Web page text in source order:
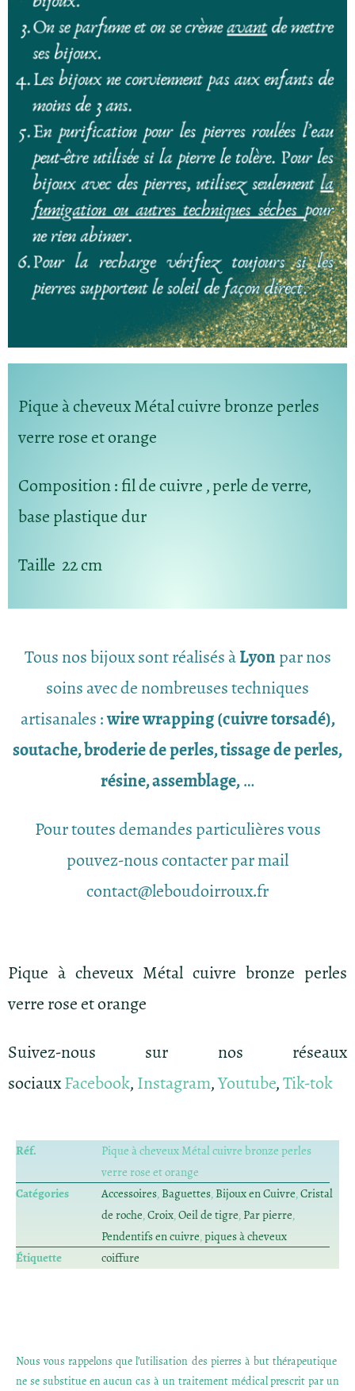
Pique à cheveux Métal cuivre bronze perles
verre rose et orange
Composition: fil de cuivre , perle de verre,
base plastique dur
Taille 22 cm
Tous nos bijoux sont réalisés àLyonpar nos
soins avec de nombreuses techniques
artisanales :wire wrapping (cuivre torsadé),
soutache, broderie de perles, tissage de perles,
résine, assemblage,…
Pour toutes demandes particulières vous
pouvez-nous contacter par mail
contact@leboudoirroux.fr
Pique à cheveux Métal cuivre bronze perles
verre rose et orange
Suivez-nous sur nos réseaux
sociauxFacebook,Instagram,Youtube,Tik-tok
Réf.
Pique à cheveux Métal cuivre bronze perles
verre rose et orange
Catégories
Accessoires,Baguettes,Bijoux en Cuivre,Cristal
de roche,Croix,Oeil de tigre,Par pierre,
Pendentifs en cuivre,piques à cheveux
Étiquette
coiffure
Nous vous rappelons que l’utilisation des pierres à but thérapeutique
ne se substitue en aucun cas à un traitement médical prescrit par un